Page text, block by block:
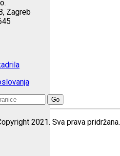
Zagreb
2021. Sva prava pridržana.